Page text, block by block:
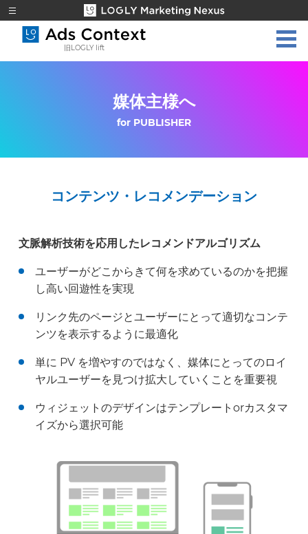
旧LOGLY lift
媒体主様へ
for PUBLISHER
コンテンツ・レコメンデーション
文脈解析技術を応用したレコメンドアルゴリズム
ユーザーがどこからきて何を求めているのかを把握
し高い回遊性を実現
リンク先のページとユーザーにとって適切なコンテ
ンツを表示するように最適化
単に PV を増やすのではなく、媒体にとってのロイ
ヤルユーザーを見つけ拡大していくことを重要視
ウィジェットのデザインはテンプレートorカスタマ
イズから選択可能